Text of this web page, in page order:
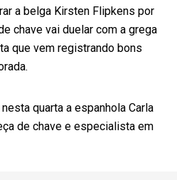
a belga Kirsten Flipkens por
chave vai duelar com a grega
que vem registrando bons
quarta a espanhola Carla
de chave e especialista em